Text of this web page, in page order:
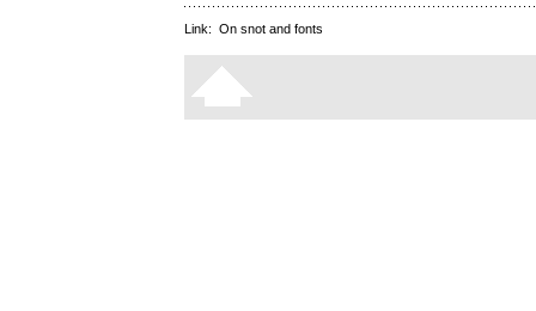
Link: On snot and fonts